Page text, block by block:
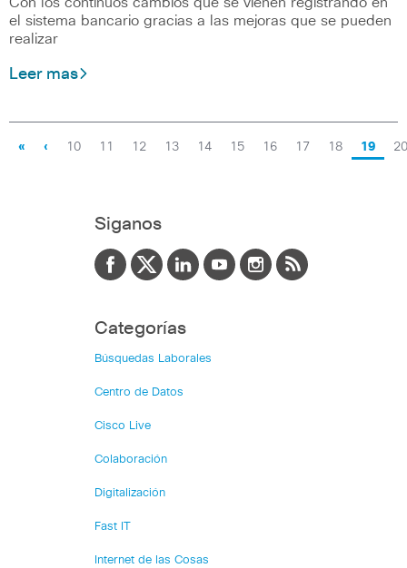
el sistema bancario gracias a las mejoras que se pueden
realizar
Leer mas
« ‹ 10 11 12 13 14 15 16 17 18 19 20
Siganos
Categorías
Búsquedas Laborales
Centro de Datos
Cisco Live
Colaboración
Digitalización
Fast IT
Internet de las Cosas